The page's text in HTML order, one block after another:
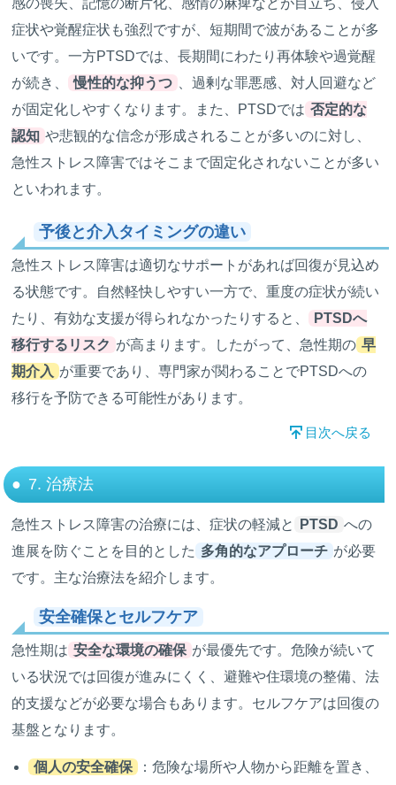
感の喪失、記憶の断片化、感情の麻痺などが目立ち、侵入
症状や覚醒症状も強烈ですが、短期間で波があることが多
いです。一方PTSDでは、長期間にわたり再体験や過覚醒
が続き、
慢性的な抑うつ
、過剰な罪悪感、対人回避など
が固定化しやすくなります。また、PTSDでは 否定的な
認知 や悲観的な信念が形成されることが多いのに対し、
急性ストレス障害ではそこまで固定化されないことが多い
といわれます。
予後と介入タイミングの違い
急性ストレス障害は適切なサポートがあれば回復が見込め
る状態です。自然軽快しやすい一方で、重度の症状が続い
たり、有効な支援が得られなかったりすると、
PTSDへ
移行するリスク が高まります。したがって、急性期の 早
期介入 が重要であり、専門家が関わることでPTSDへの
移行を予防できる可能性があります。
目次へ戻る
7. 治療法
急性ストレス障害の治療には、症状の軽減と PTSD への
進展を防ぐことを目的とした 多角的なアプローチ が必要
です。主な治療法を紹介します。
安全確保とセルフケア
急性期は 安全な環境の確保 が最優先です。危険が続いて
いる状況では回復が進みにくく、避難や住環境の整備、法
的支援などが必要な場合もあります。セルフケアは回復の
基盤となります。
個人の安全確保
：危険な場所や人物から距離を置き、